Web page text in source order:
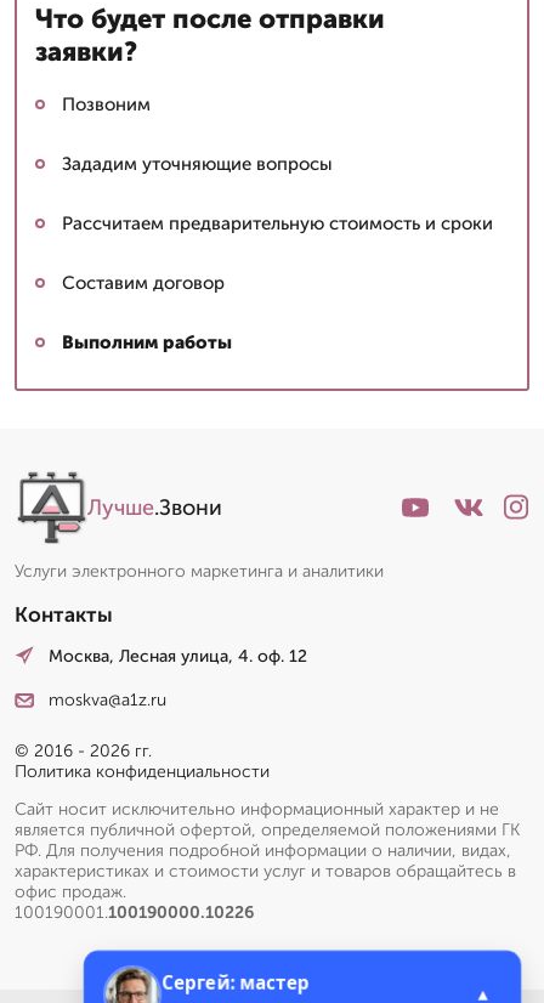
Что будет после отправки
заявки?
Позвоним
Зададим уточняющие вопросы
Рассчитаем предварительную стоимость и сроки
Составим договор
Выполним работы
Лучше.Звони
Услуги электронного маркетинга и аналитики
Контакты
Москва, Лесная улица, 4. оф. 12
moskva@a1z.ru
© 2016 - 2026 гг.
Политика конфиденциальности
Сайт носит исключительно информационный характер и не
является публичной офертой, определяемой положениями ГК
РФ. Для получения подробной информации о наличии, видах,
характеристиках и стоимости услуг и товаров обращайтесь в
офис продаж.
100190001.100190000.10226
Сергей: мастер ▲